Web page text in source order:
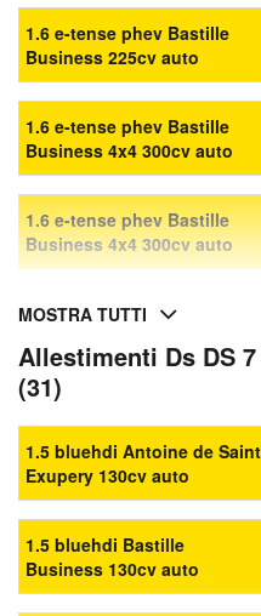
1.6 e-tense phev Bastille
Business 225cv auto
1.6 e-tense phev Bastille
Business 4x4 300cv auto
1.6 e-tense phev Bastille
Business 4x4 300cv auto
MOSTRA TUTTI
Allestimenti Ds DS
(31)
1.5 bluehdi Antoine de Saint
Exupery 130cv auto
1.5 bluehdi Bastille
Business 130cv auto